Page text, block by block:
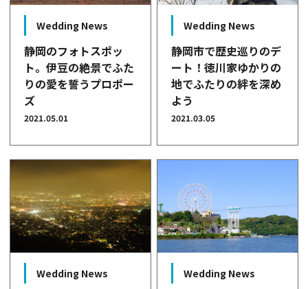
Wedding News
静岡のフォトスポッ
ト。伊豆の絶景でふた
りの愛を誓うプロポー
ズ
2021.05.01
Wedding News
静岡市で歴史巡りのデ
ート！徳川家ゆかりの
地でふたりの絆を深め
よう
2021.03.05
Wedding News Wedding News